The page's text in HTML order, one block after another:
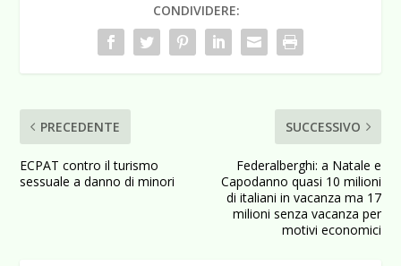
CONDIVIDERE:
PRECEDENTE
ECPAT contro il turismo
sessuale a danno di minori
SUCCESSIVO
Federalberghi: a Natale e
Capodanno quasi 10 milioni
di italiani in vacanza ma 17
milioni senza vacanza per
motivi economici